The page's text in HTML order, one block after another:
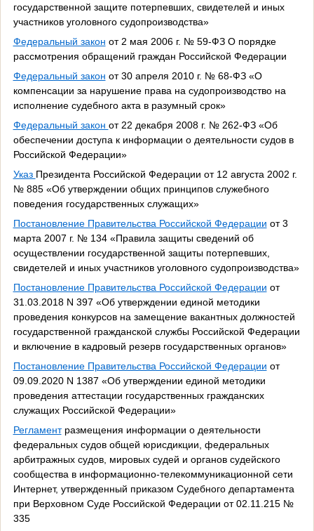
государственной защите потерпевших, свидетелей и иных
участников уголовного судопроизводства»
Федеральный закон от 2 мая 2006 г. № 59-ФЗ О порядке
рассмотрения обращений граждан Российской Федерации
Федеральный закон от 30 апреля 2010 г. № 68-ФЗ «О
компенсации за нарушение права на судопроизводство на
исполнение судебного акта в разумный срок»
Федеральный закон от 22 декабря 2008 г. № 262-ФЗ «Об
обеспечении доступа к информации о деятельности судов в
Российской Федерации»
Указ Президента Российской Федерации от 12 августа 2002 г.
№ 885 «Об утверждении общих принципов служебного
поведения государственных служащих»
Постановление Правительства Российской Федерации от 3
марта 2007 г. № 134 «Правила защиты сведений об
осуществлении государственной защиты потерпевших,
свидетелей и иных участников уголовного судопроизводства»
Постановление Правительства Российской Федерации от
31.03.2018 N 397 «Об утверждении единой методики
проведения конкурсов на замещение вакантных должностей
государственной гражданской службы Российской Федерации
и включение в кадровый резерв государственных органов»
Постановление Правительства Российской Федерации от
09.09.2020 N 1387 «Об утверждении единой методики
проведения аттестации государственных гражданских
служащих Российской Федерации»
Регламентразмещения информации о деятельности
федеральных судов общей юрисдикции, федеральных
арбитражных судов, мировых судей и органов судейского
сообщества в информационно-телекоммуникационной сети
Интернет, утвержденный приказом Судебного департамента
при Верховном Суде Российской Федерации от 02.11.215 №
335